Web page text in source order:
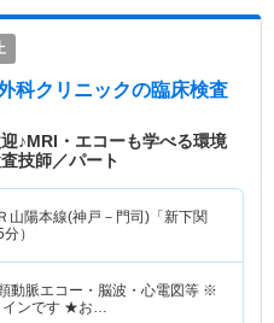
科クリニックの臨床検査
♪MRI・エコーも学べる環境
技師／パート
山陽本線(神戸－門司)「新下関
）
動脈エコー・脳波・心電図等 ※
インです ★お…